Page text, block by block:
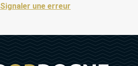
Signaler une erreur